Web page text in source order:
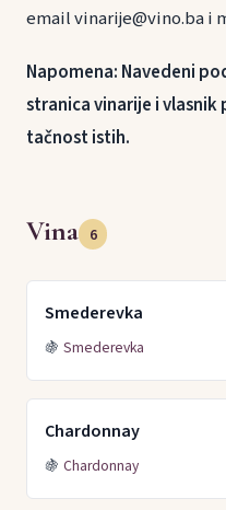
email vinarije@vino.ba i
Napomena: Navedeni
stranica vinarije i
tačnost istih.
Vina 6
Smederevka
🍇 Smederevka
Chardonnay
🍇 Chardonnay